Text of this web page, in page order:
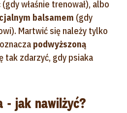
właśnie trenował), albo
balsamem (gdy
Martwić się należy tylko
podwyższoną
tak zdarzyć, gdy psiaka
- jak nawilżyć?